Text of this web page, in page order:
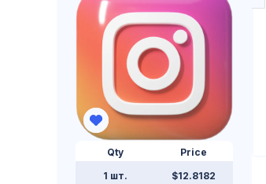
Qty
1 шт.
Price
$12.8182